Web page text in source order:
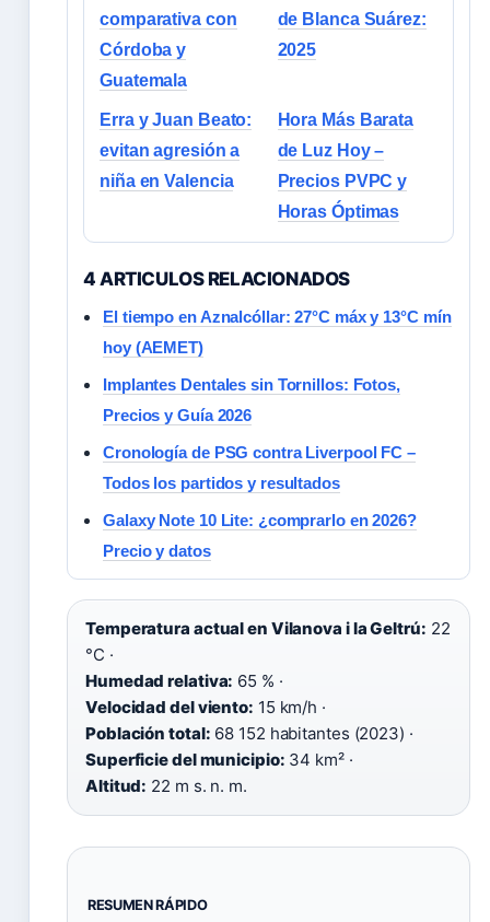
comparativa con
Córdoba y
Guatemala
de Blanca Suárez:
2025
Erra y Juan Beato:
evitan agresión a
niña en Valencia
Hora Más Barata
de Luz Hoy –
Precios PVPC y
Horas Óptimas
4 ARTICULOS RELACIONADOS
El tiempo en Aznalcóllar: 27°C máx y 13°C mín
hoy (AEMET)
Implantes Dentales sin Tornillos: Fotos,
Precios y Guía 2026
Cronología de PSG contra Liverpool FC –
Todos los partidos y resultados
Galaxy Note 10 Lite: ¿comprarlo en 2026?
Precio y datos
Temperatura actual en Vilanova i la Geltrú: 22
°C ·
Humedad relativa: 65 % ·
Velocidad del viento: 15 km/h ·
Población total: 68 152 habitantes (2023) ·
Superficie del municipio: 34 km² ·
Altitud: 22 m s. n. m.
RESUMEN RÁPIDO